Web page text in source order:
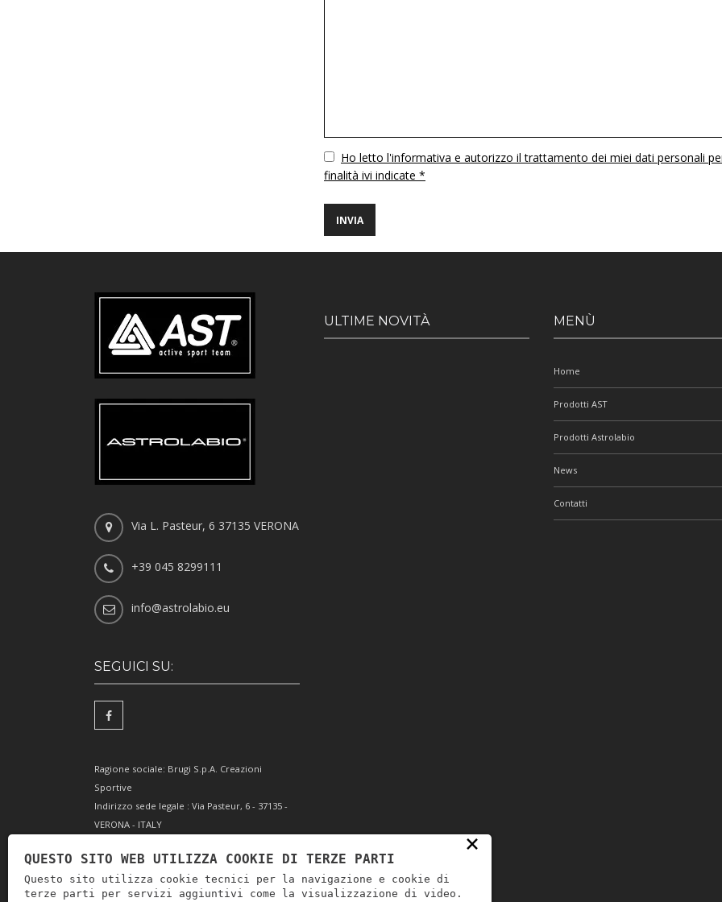
VuotoHo letto l'informativa e autorizzo il trattamento dei miei dati personali
finalità ivi indicate *
Via L. Pasteur, 6 37135 VERONA
+39 045 8299111
info@astrolabio.eu
SEGUICI SU:
Ragione sociale: Brugi S.p.A. Creazioni
Sportive
Indirizzo sede legale : Via Pasteur, 6 - 37135 -
VERONA - ITALY
Codice Fiscale e Iscrizione Reg. Impr. Verona
0051416 024 1
REA 166179 Verona -Cap. Soc. € 10.000.000 i.v. -
ULTIME NOVITÀ MENÙ
Home
Prodotti AST
Prodotti Astrolabio
News
Contatti
×
QUESTO SITO WEB UTILIZZA COOKIE DI TERZE PARTI
Questo sito utilizza cookie tecnici per la navigazione e cookie di
terze parti per servizi aggiuntivi come la visualizzazione di video.